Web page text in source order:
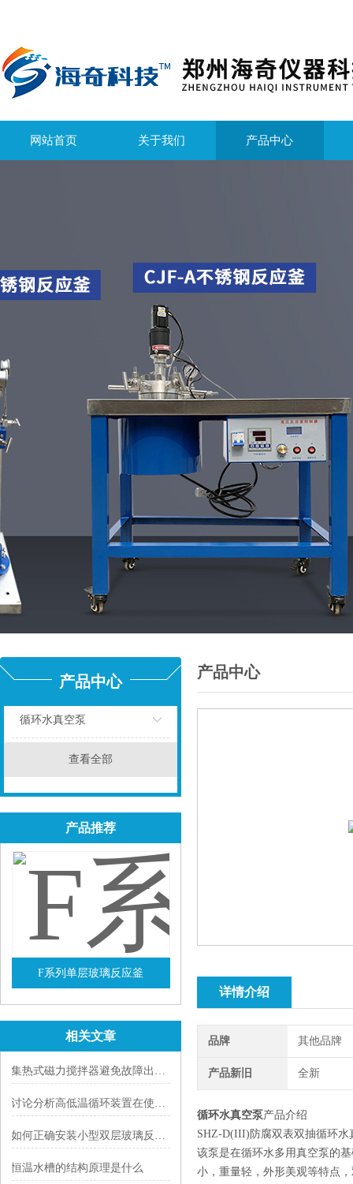
网站首页 关于我们 产品中心
产品中心
循环水真空泵
查看全部
产品推荐
F系列单层玻璃反应釜
查看详情
相关文章
集热式磁力搅拌器避免故障出错的方法有哪些
讨论分析高低温循环装置在使用前需要做哪些准备
如何正确安装小型双层玻璃反应釜
恒温水槽的结构原理是什么
产品中心
详情介绍
品牌 其他品牌
产品新旧 全新
循环水真空泵产品介绍
SHZ-D(III)防腐双表双抽循环水
该泵是在循环水多用真空泵的
小，重量轻，外形美观等特点